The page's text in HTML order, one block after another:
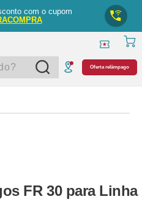
com o cupom
Oferta relâmpago
FR 30 para Linha